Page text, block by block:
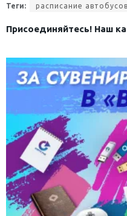
Теги: расписание
Присоединяйтесь! Наш